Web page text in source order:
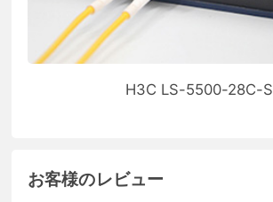
H3C LS-5500-28C-S
お客様のレビュー